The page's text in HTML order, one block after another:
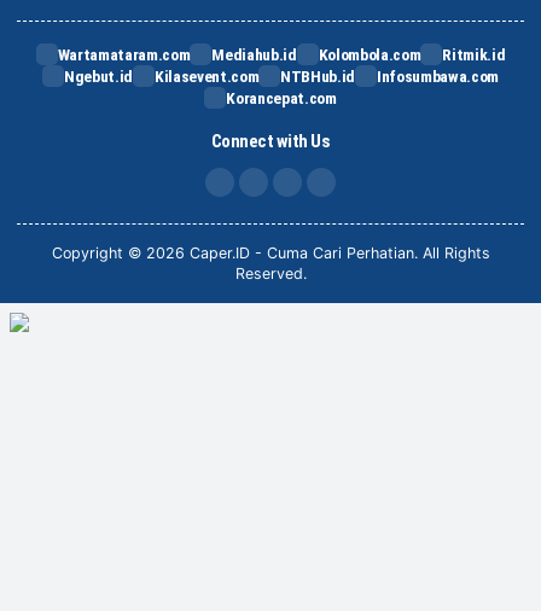
Wartamataram.com Mediahub.id Kolombola.com
Ritmik.id
Ngebut.id
Kilasevent.com NTBHub.id
Infosumbawa.com
Korancepat.com
Connect with Us
FB IG TikTok
Copyright © 2026 Caper.ID - Cuma Cari Perhatian. All Rights
Reserved.